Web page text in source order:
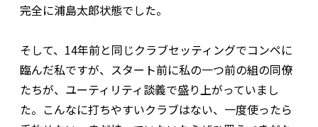
完全に浦島太郎状態でした。
そして、14年前と同じクラブセッティングでコンペに
臨んだ私ですが、スタート前に私の一つ前の組の同僚
たちが、ユーティリティ談義で盛り上がっていまし
た。こんなに打ちやすいクラブはない、一度使ったら